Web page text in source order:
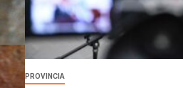
PROVINCIA